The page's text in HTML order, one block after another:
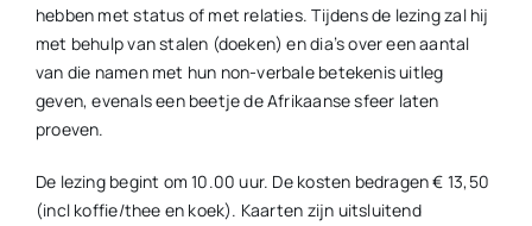
hebben met status of met relaties. Tijdens de lezing zal hij
met behulp van stalen (doeken) en dia’s over een aantal
van die namen met hun non-verbale betekenis uitleg
geven, evenals een beetje de Afrikaanse sfeer laten
proeven.
De lezing begint om 10.00 uur. De kosten bedragen € 13,50
(incl koffie/thee en koek). Kaarten zijn uitsluitend